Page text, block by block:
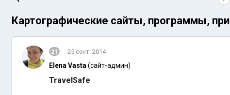
Картографические сайты, программы,
21 25 сент. 2014
Elena Vasta (сайт-админ)
TravelSafe